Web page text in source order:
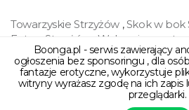
Boonga.pl - serwis zawierający
ogłoszenia bez sponsoringu , dla
fantazje erotyczne, wykorzystuje
witryny wyrażasz zgodę na ich
przeglądarki.
Towarzyskie Strzyżów ,Skok w bok
Fetysz Strzyżów
Wakacyjny
Strzyżów,Swingers Strzyżów,
Strzyżów,